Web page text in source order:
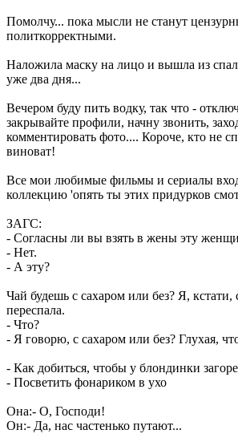
Помолчу... пока мысли не станут
политкорректными.
Наложила маску на лицо и вышла из
уже два дня...
Вечером буду пить водку, так что -
закрывайте профили, начну звонить,
комментировать фото.... Короче, кто не
виноват!
Все мои любимые фильмы и сериалы
коллекцию 'опять ты этих придурков
ЗАГС:
- Согласны ли вы взять в жены эту
- Нет.
- А эту?
Чай будешь с сахаром или без? Я,
переспала.
- Что?
- Я говорю, с сахаром или без? Глухая,
- Как добиться, чтобы у блондинки
- Посветить фонариком в ухо
Она:- О, Господи!
Он:- Да, нас частенько путают...